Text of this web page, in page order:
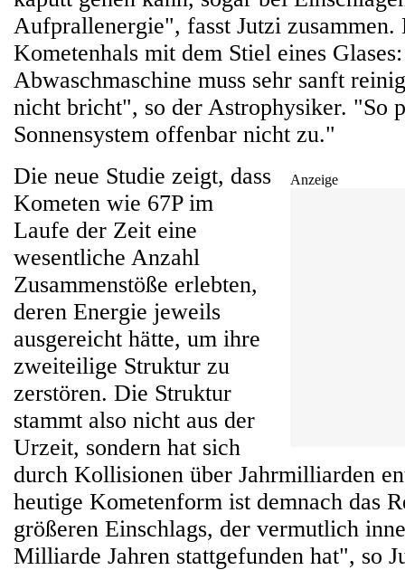
Aufprallenergie", fasst Jutzi zusammen.
Kometenhals mit dem Stiel eines
Abwaschmaschine muss sehr sanft
nicht bricht", so der Astrophysiker. "So
Sonnensystem offenbar nicht zu."
Anzeige
Die neue Studie zeigt, dass
Kometen wie 67P im
Laufe der Zeit eine
wesentliche Anzahl
Zusammenstöße erlebten,
deren Energie jeweils
ausgereicht hätte, um ihre
zweiteilige Struktur zu
zerstören. Die Struktur
stammt also nicht aus der
Urzeit, sondern hat sich
durch Kollisionen über Jahrmilliarden
heutige Kometenform ist demnach das
größeren Einschlags, der vermutlich
Milliarde Jahren stattgefunden hat", so